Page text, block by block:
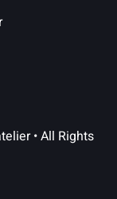
• All Rights